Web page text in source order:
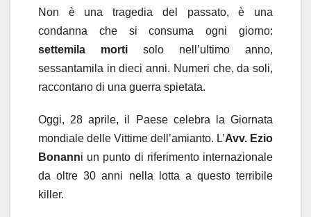
Non è una tragedia del passato, è una
condanna che si consuma ogni giorno:
settemila morti solo nell’ultimo anno,
sessantamila in dieci anni. Numeri che, da soli,
raccontano di una guerra spietata.
Oggi, 28 aprile, il Paese celebra la Giornata
mondiale delle Vittime dell’amianto. L’Avv. Ezio
Bonanni un punto di riferimento internazionale
da oltre 30 anni nella lotta a questo terribile
killer.